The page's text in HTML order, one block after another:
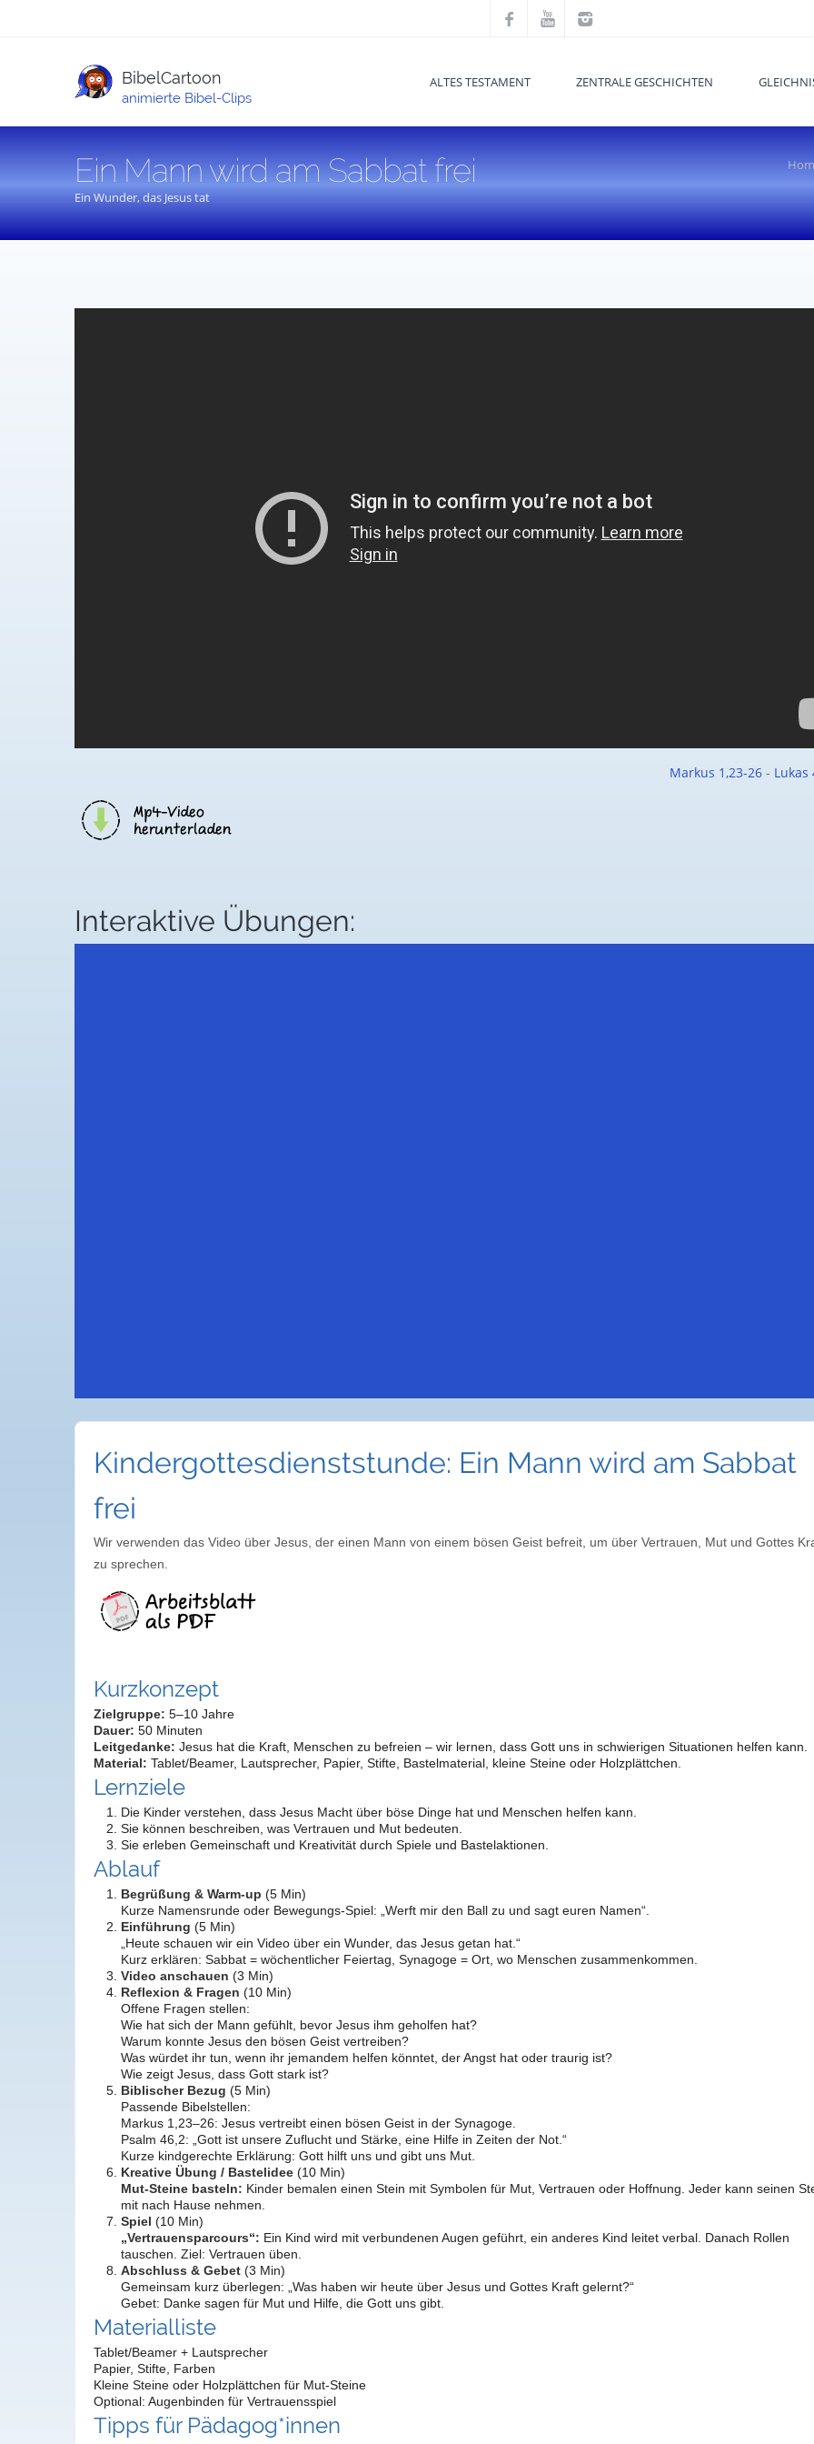
BibelCartoon
animierte Bibel-Clips
ALTES TESTAMENT ZENTRALE GESCHICHTEN
Ein Mann wird am Sabbat frei
Ein Wunder, das Jesus tat
Markus 1,23-26 - Lukas
Interaktive Übungen:
Kindergottesdienststunde: Ein Mann wird am Sabbat
frei
Wir verwenden das Video über Jesus, der einen Mann von einem bösen Geist befreit, um über Vertrauen, Mut und Gottes
zu sprechen.
Kurzkonzept
Zielgruppe: 5–10 Jahre
Dauer: 50 Minuten
Leitgedanke: Jesus hat die Kraft, Menschen zu befreien – wir lernen, dass Gott uns in schwierigen Situationen helfen kann.
Material: Tablet/Beamer, Lautsprecher, Papier, Stifte, Bastelmaterial, kleine Steine oder Holzplättchen.
Lernziele
Die Kinder verstehen, dass Jesus Macht über böse Dinge hat und Menschen helfen kann.
Sie können beschreiben, was Vertrauen und Mut bedeuten.
Sie erleben Gemeinschaft und Kreativität durch Spiele und Bastelaktionen.
Ablauf
Begrüßung & Warm-up (5 Min)
Kurze Namensrunde oder Bewegungs-Spiel: „Werft mir den Ball zu und sagt euren Namen“.
Einführung (5 Min)
„Heute schauen wir ein Video über ein Wunder, das Jesus getan hat.“
Kurz erklären: Sabbat = wöchentlicher Feiertag, Synagoge = Ort, wo Menschen zusammenkommen.
Video anschauen (3 Min)
Reflexion & Fragen (10 Min)
Offene Fragen stellen:
Wie hat sich der Mann gefühlt, bevor Jesus ihm geholfen hat?
Warum konnte Jesus den bösen Geist vertreiben?
Was würdet ihr tun, wenn ihr jemandem helfen könntet, der Angst hat oder traurig ist?
Wie zeigt Jesus, dass Gott stark ist?
Biblischer Bezug (5 Min)
Passende Bibelstellen:
Markus 1,23–26: Jesus vertreibt einen bösen Geist in der Synagoge.
Psalm 46,2: „Gott ist unsere Zuflucht und Stärke, eine Hilfe in Zeiten der Not.“
Kurze kindgerechte Erklärung: Gott hilft uns und gibt uns Mut.
Kreative Übung / Bastelidee (10 Min)
Mut-Steine basteln: Kinder bemalen einen Stein mit Symbolen für Mut, Vertrauen oder Hoffnung. Jeder kann seinen
mit nach Hause nehmen.
Spiel (10 Min)
„Vertrauensparcours“: Ein Kind wird mit verbundenen Augen geführt, ein anderes Kind leitet verbal. Danach Rollen
tauschen. Ziel: Vertrauen üben.
Abschluss & Gebet (3 Min)
Gemeinsam kurz überlegen: „Was haben wir heute über Jesus und Gottes Kraft gelernt?“
Gebet: Danke sagen für Mut und Hilfe, die Gott uns gibt.
Materialliste
Tablet/Beamer + Lautsprecher
Papier, Stifte, Farben
Kleine Steine oder Holzplättchen für Mut-Steine
Optional: Augenbinden für Vertrauensspiel
Tipps für Pädagog*innen